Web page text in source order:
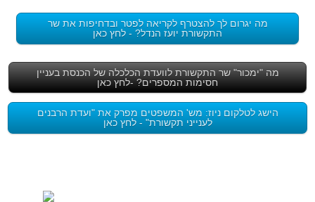
מה יגרום לך להצטרף לקריאה לפטר ובדחיפות את שר
התקשורת יועז הנדל? - לחץ כאן
מה "ימכור" שר התקשורת לוועדת הכלכלה של הכנסת בעניין
חסימות המספרים? -לחץ כאן
הישג לטלקום ניוז: מש' המשפטים מפרק את "ועדת הרבנים
לענייני תקשורת" - לחץ כאן